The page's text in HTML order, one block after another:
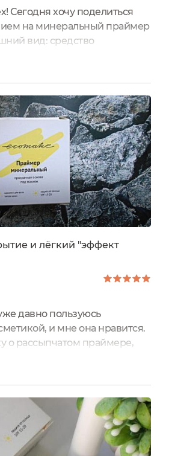
Сегодня хочу поделиться
на минеральный праймер
вид: средство
в стиле бренда.
рисунки, сдержанные
бренд натуральной
Все их средства очень
в едином своем стиле. В
дырочки, через
и лёгкий "эффект
давно пользуюсь
и мне она нравится.
о рассыпчатом праймере,
было помещено в
на которой указана
Объём - 10 гр, цена -
- 2
выпуска - пластмассовая
имеет симпатичное...